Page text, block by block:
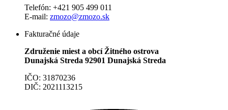
Telefón: +421 905 499 011
E-mail: zmozo@zmozo.sk
Fakturačné údaje
Združenie miest a obcí Žitného ostrova
Dunajská Streda 92901 Dunajská Streda
IČO: 31870236
DIČ: 2021113215